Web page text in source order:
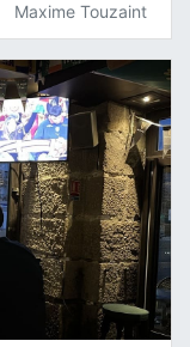
Maxime Touzaint